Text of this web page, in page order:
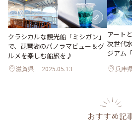
クラシカルな観光船「ミシガン」
で、琵琶湖のパノラマビュー＆グ
ルメを楽しむ船旅を♪
滋賀県 2025.05.13
アート
次世代
ジアム
兵庫
おすすめ記